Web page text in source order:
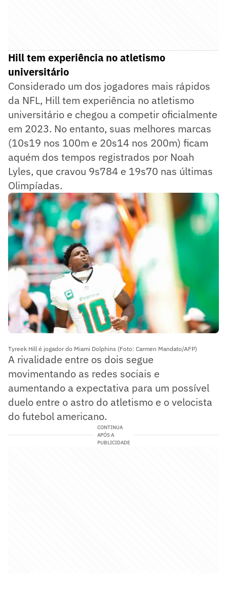
Hill tem experiência no atletismo
universitário
Considerado um dos jogadores mais rápidos
da NFL, Hill tem experiência no atletismo
universitário e chegou a competir oficialmente
em 2023. No entanto, suas melhores marcas
(10s19 nos 100m e 20s14 nos 200m) ficam
aquém dos tempos registrados por Noah
Lyles, que cravou 9s784 e 19s70 nas últimas
Olimpíadas.
Tyreek Hill é jogador do Miami Dolphins (Foto: Carmen Mandato/AFP)
A rivalidade entre os dois segue
movimentando as redes sociais e
aumentando a expectativa para um possível
duelo entre o astro do atletismo e o velocista
do futebol americano.
CONTINUA
APÓS A
PUBLICIDADE